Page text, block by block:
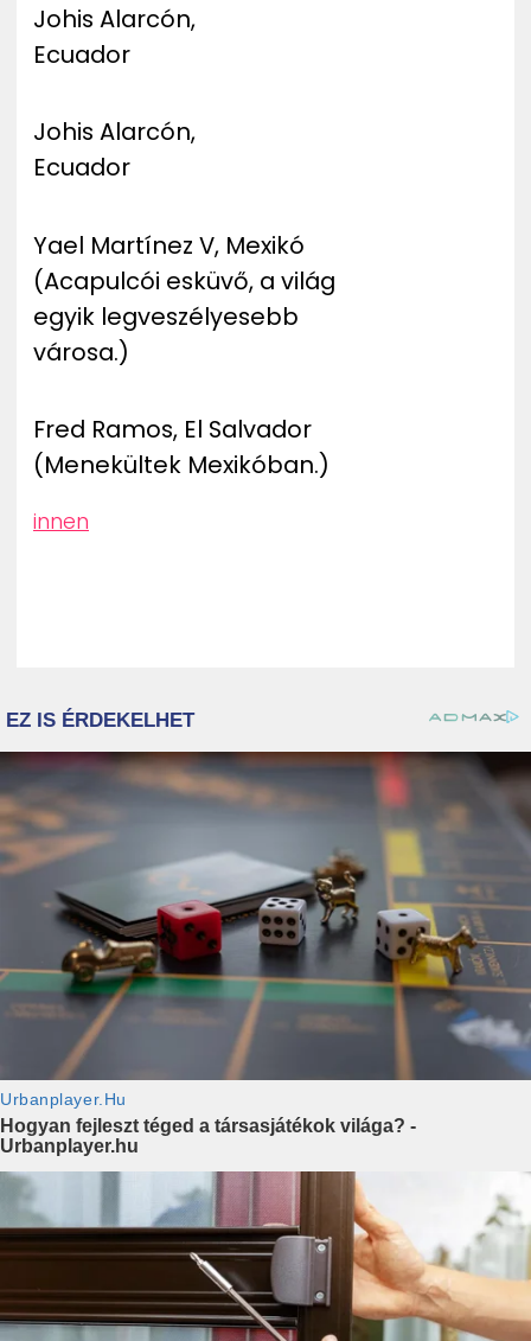
Johis Alarcón,
Ecuador
Johis Alarcón,
Ecuador
Yael Martínez V, Mexikó
(Acapulcói esküvő, a világ
egyik legveszélyesebb
városa.)
Fred Ramos, El Salvador
(Menekültek Mexikóban.)
innen